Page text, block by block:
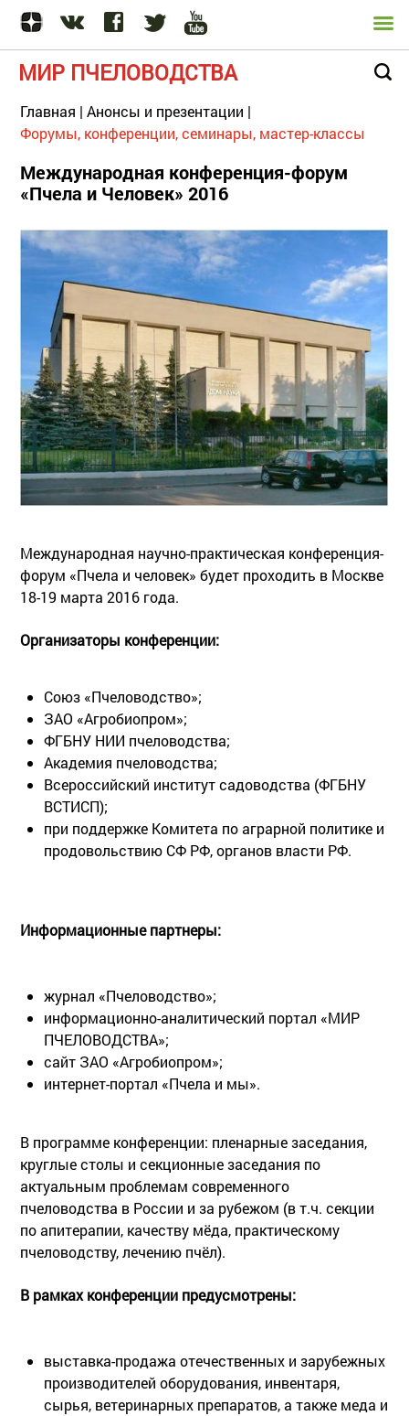
МИР ПЧЕЛОВОДСТВА
Главная | Анонсы и презентации |
Форумы, конференции, семинары, мастер-классы
Международная конференция-форум
«Пчела и Человек» 2016
Международная научно-практическая конференция-
форум «Пчела и человек» будет проходить в Москве
18-19 марта 2016 года.
Организаторы конференции:
Союз «Пчеловодство»;
ЗАО «Агробиопром»;
ФГБНУ НИИ пчеловодства;
Академия пчеловодства;
Всероссийский институт садоводства (ФГБНУ
ВСТИСП);
при поддержке Комитета по аграрной политике и
продовольствию СФ РФ, органов власти РФ.
Информационные партнеры:
журнал «Пчеловодство»;
информационно-аналитический портал «МИР
ПЧЕЛОВОДСТВА»;
сайт ЗАО «Агробиопром»;
интернет-портал «Пчела и мы».
В программе конференции: пленарные заседания,
круглые столы и секционные заседания по
актуальным проблемам современного
пчеловодства в России и за рубежом (в т.ч. секции
по апитерапии, качеству мёда, практическому
пчеловодству, лечению пчёл).
В рамках конференции предусмотрены:
­выставка-продажа отечественных и зарубежных
производителей оборудования, инвентаря,
сырья, ветеринарных препаратов, а также меда и